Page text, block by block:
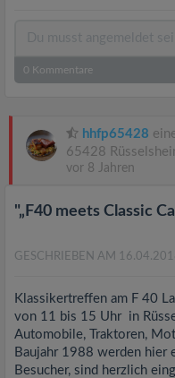
0 Kommentare
hhfp65428
65428
vor 8 Jahren
"„F40 meets Classic
GESCHRIEBEN AM
Klassikertreffen am F 40
von 11 bis 15 Uhr in
Automobile, Traktoren,
Baujahr 1988 werden hier
Besucher, sind herzlich